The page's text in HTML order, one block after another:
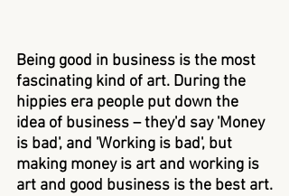
Being good in business is the most
fascinating kind of art. During the
hippies era people put down the
idea of business – they'd say 'Money
is bad', and 'Working is bad', but
making money is art and working is
art and good business is the best art.